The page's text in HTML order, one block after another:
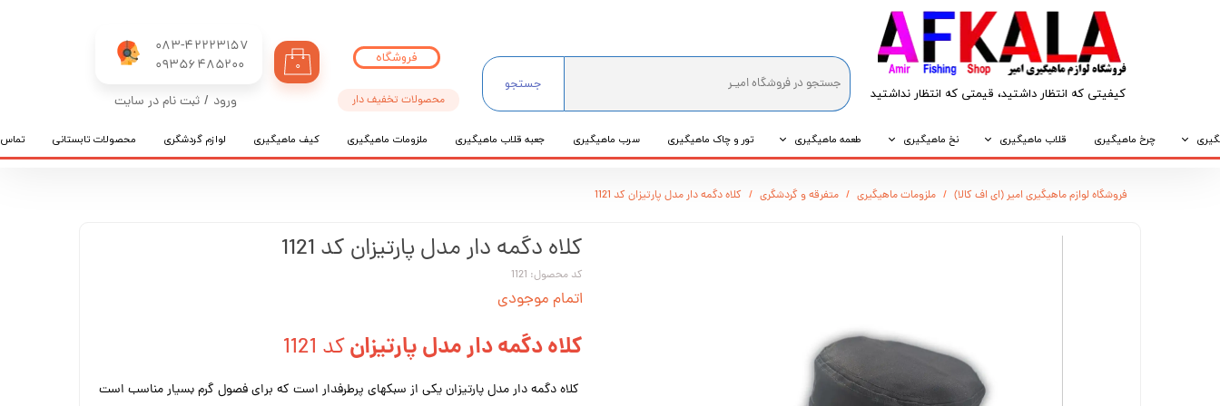
کیفیتی که انتظار داشتید، قیمتی که انتظار نداشتید​​​​​​​
083-42223157
​​​​​​​09356485200
جستجو
۰
ورود / ثبت نام در سایت
تغییر گذر واژه
چرخ ماهیگیری قلاب ماهیگیری نخ ماهیگیری طعمه ماهیگیری تور و چاک ماهیگیری سرب ماهیگیری جعبه قلاب ماهیگیری ملزومات ماهیگیری کیف ماهیگیری لوازم گردشگری محصولات تابستانی تماس
محصولات تخفیف دار
فروشگاه
فروشگاه لوازم ماهیگیری امیر (ای اف کالا) ملزومات ماهیگیری متفرقه و گردشگری کلاه دگمه دار مدل پارتیزان کد 1121
کلاه دگمه دار مدل پارتیزان کد 1121
کد محصول: 1121
اتمام موجودی
کلاه دگمه دار مدل پارتیزانکد 1121
کلاه دگمه دار مدل پارتیزان یکی از سبکهای پرطرفدار است که برای فصول گرم بسیار مناسب است